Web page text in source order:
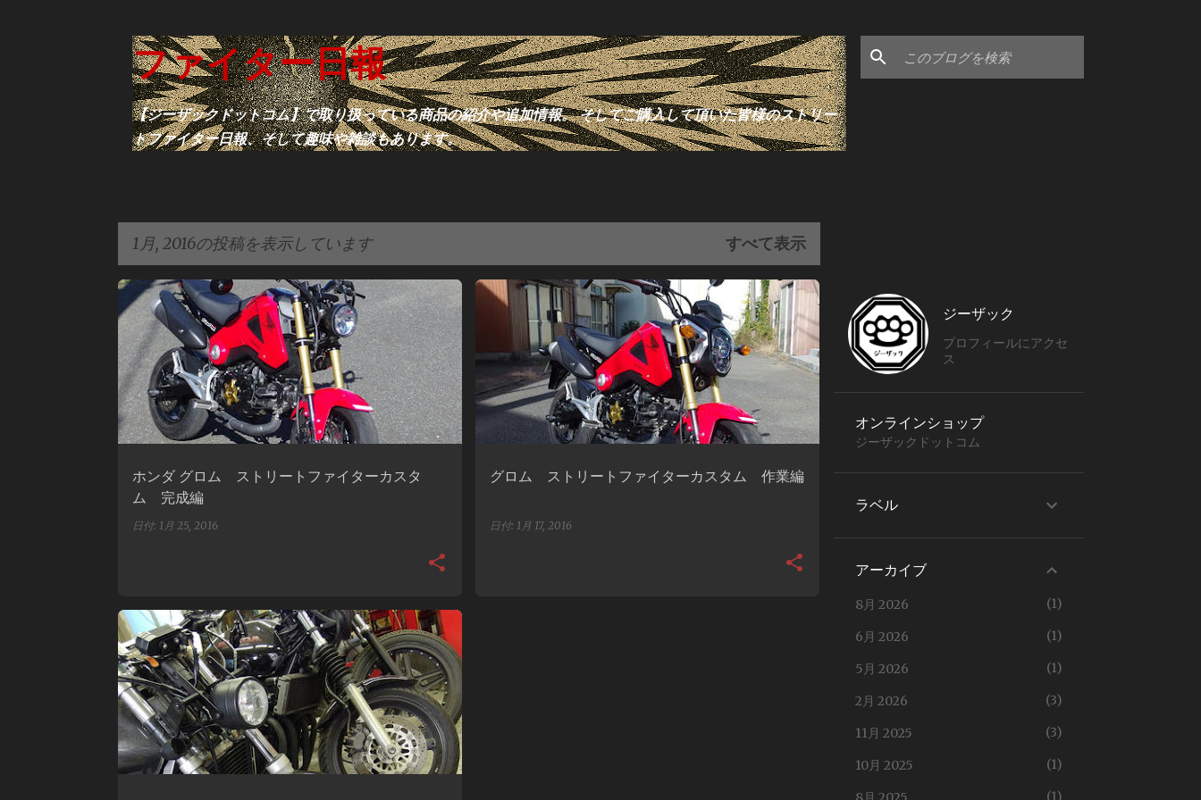
ファイター日報
【ジーザックドットコム】で取り扱っている商品の紹介や追加情報。 そしてご購入して頂いた皆様のストリー
トファイター日報、そして趣味や雑談もあります。
1月, 2016の投稿を表示しています すべて表示
投
稿
ホンダ グロム ストリートファイターカスタ
ム 完成編
日付: 1月 25, 2016
HONDA カスタム カスタムバイク グロム +
グロム ストリートファイターカスタム 作業編
日付: 1月 17, 2016
HONDA ウインカー カスタム グロム
HONDA カスタム ストリートファイター
ファイター日報 ホイール ホーネット +
ホンダ
ジーザック
プロフィールにアクセ
ス
オンラインショップ
ジーザックドットコム
ラベル
アーカイブ
8月 2026 1
6月 2026 1
5月 2026 1
2月 2026 3
11月 2025 3
10月 2025 1
1